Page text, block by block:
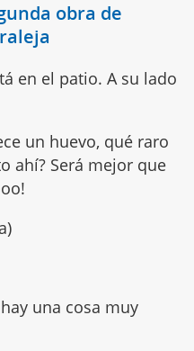
obra de
en el patio. A su lado
un huevo, qué raro
ahí? Será mejor que
una cosa muy